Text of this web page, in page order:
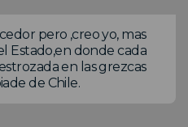
pero ,creo yo, mas
Estado,en donde cada
en las grezcas
de Chile.